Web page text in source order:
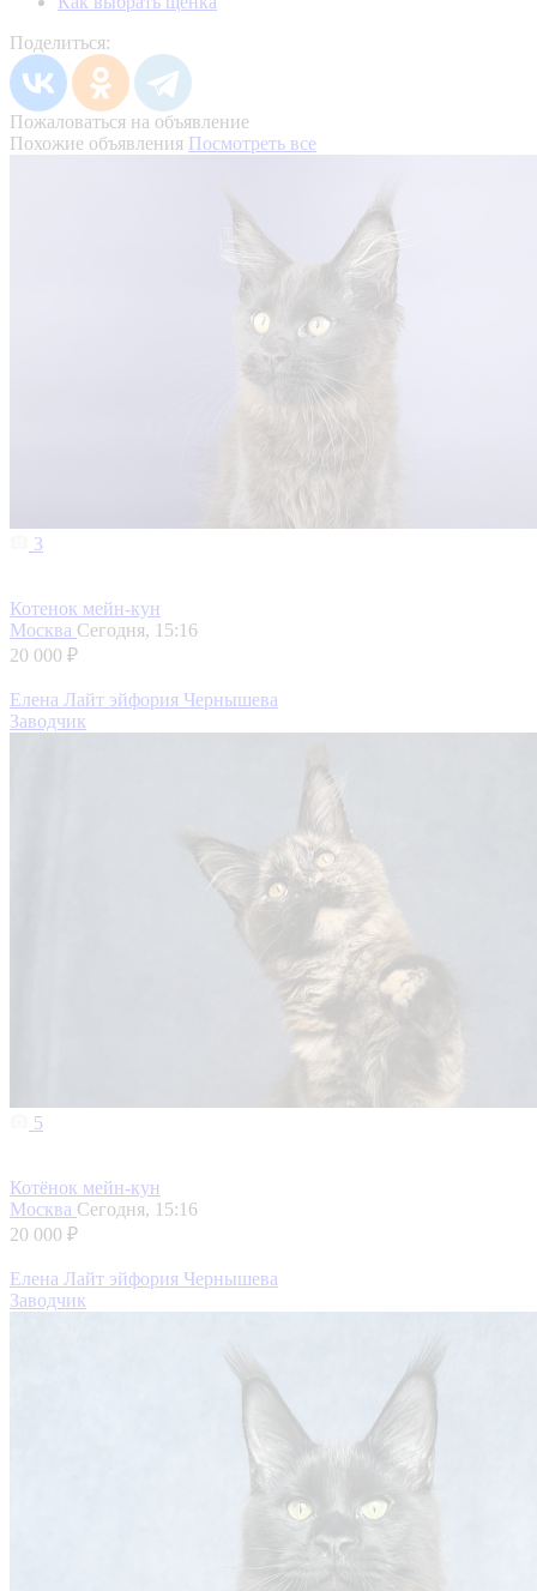
Поделиться:
Пожаловаться на объявление
Похожие объявления Посмотреть все
3
Котенок мейн-кун
Москва Сегодня, 15:16
20 000 ₽
Елена Лайт эйфория Чернышева
Заводчик
5
Котёнок мейн-кун
Москва Сегодня, 15:16
20 000 ₽
Елена Лайт эйфория Чернышева
Заводчик